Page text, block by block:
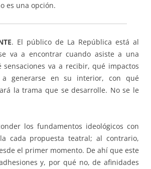
es una opción.
. El público de La República está al
va a encontrar cuando asiste a una
sensaciones va a recibir, qué impactos
a generarse en su interior, con qué
la trama que se desarrolle. No se le
los fundamentos ideológicos con
cada propuesta teatral; al contrario,
el primer momento. De ahí que este
y, por qué no, de afinidades